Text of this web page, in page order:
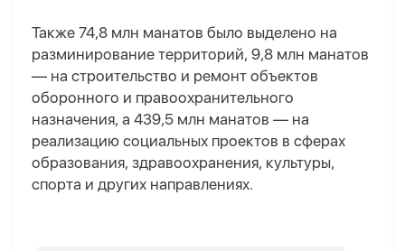
Также 74,8 млн манатов было выделено на
разминирование территорий, 9,8 млн манатов
— на строительство и ремонт объектов
оборонного и правоохранительного
назначения, а 439,5 млн манатов — на
реализацию социальных проектов в сферах
образования, здравоохранения, культуры,
спорта и других направлениях.